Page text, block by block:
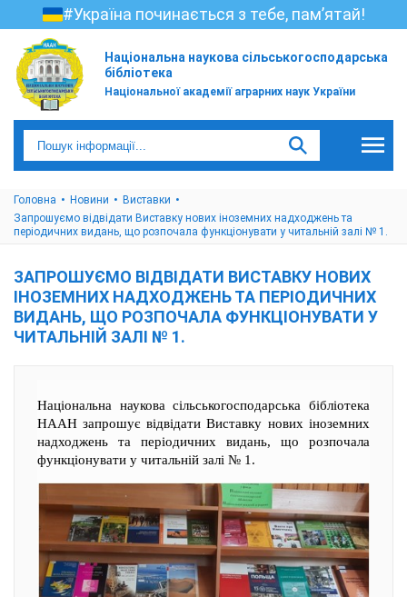
#Україна починається з тебе, пам’ятай!
Національна наукова сільськогосподарська
бібліотека
Національної академії аграрних наук України
Головна Новини
Виставки
Запрошуємо відвідати Виставку нових іноземних надходжень та
періодичних видань, що розпочала функціонувати у читальній залі № 1.
ЗАПРОШУЄМО ВІДВІДАТИ ВИСТАВКУ НОВИХ
ІНОЗЕМНИХ НАДХОДЖЕНЬ ТА ПЕРІОДИЧНИХ
ВИДАНЬ, ЩО РОЗПОЧАЛА ФУНКЦІОНУВАТИ У
ЧИТАЛЬНІЙ ЗАЛІ № 1.
Національна наукова сільськогосподарська бібліотека
НААН запрошує відвідати Виставку нових іноземних
надходжень та періодичних видань, що розпочала
функціонувати у читальній залі № 1.